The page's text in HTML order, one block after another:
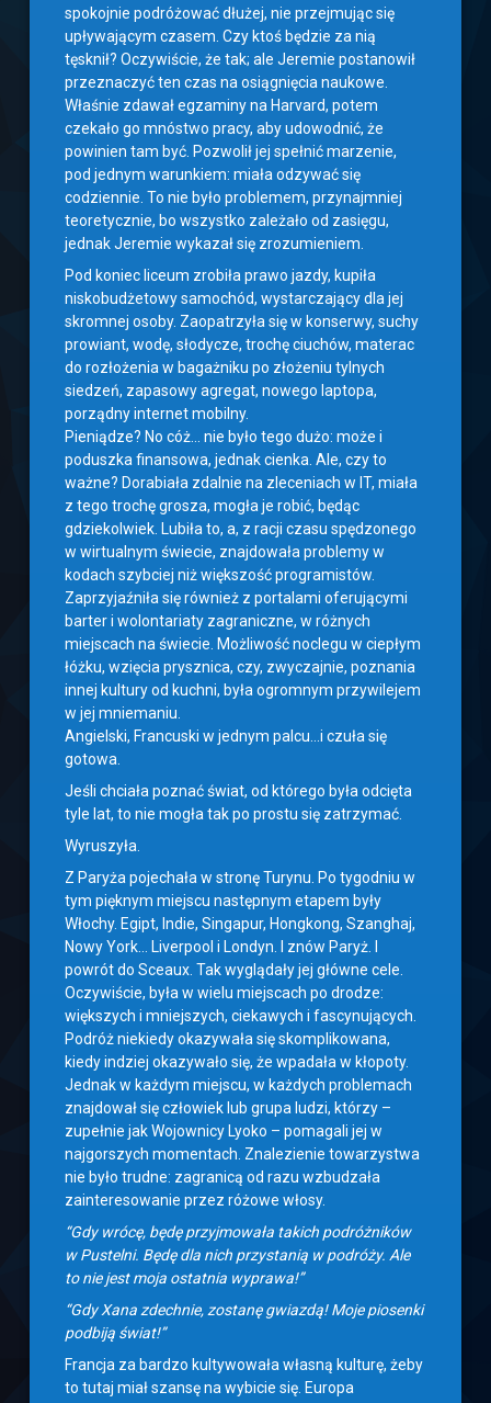
spokojnie podróżować dłużej, nie przejmując się
upływającym czasem. Czy ktoś będzie za nią
tęsknił? Oczywiście, że tak; ale Jeremie postanowił
przeznaczyć ten czas na osiągnięcia naukowe.
Właśnie zdawał egzaminy na Harvard, potem
czekało go mnóstwo pracy, aby udowodnić, że
powinien tam być. Pozwolił jej spełnić marzenie,
pod jednym warunkiem: miała odzywać się
codziennie. To nie było problemem, przynajmniej
teoretycznie, bo wszystko zależało od zasięgu,
jednak Jeremie wykazał się zrozumieniem.
Pod koniec liceum zrobiła prawo jazdy, kupiła
niskobudżetowy samochód, wystarczający dla jej
skromnej osoby. Zaopatrzyła się w konserwy, suchy
prowiant, wodę, słodycze, trochę ciuchów, materac
do rozłożenia w bagażniku po złożeniu tylnych
siedzeń, zapasowy agregat, nowego laptopa,
porządny internet mobilny.
Pieniądze? No cóż… nie było tego dużo: może i
poduszka finansowa, jednak cienka. Ale, czy to
ważne? Dorabiała zdalnie na zleceniach w IT, miała
z tego trochę grosza, mogła je robić, będąc
gdziekolwiek. Lubiła to, a, z racji czasu spędzonego
w wirtualnym świecie, znajdowała problemy w
kodach szybciej niż większość programistów.
Zaprzyjaźniła się również z portalami oferującymi
barter i wolontariaty zagraniczne, w różnych
miejscach na świecie. Możliwość noclegu w ciepłym
łóżku, wzięcia prysznica, czy, zwyczajnie, poznania
innej kultury od kuchni, była ogromnym przywilejem
w jej mniemaniu.
Angielski, Francuski w jednym palcu…i czuła się
gotowa.
Jeśli chciała poznać świat, od którego była odcięta
tyle lat, to nie mogła tak po prostu się zatrzymać.
Wyruszyła.
Z Paryża pojechała w stronę Turynu. Po tygodniu w
tym pięknym miejscu następnym etapem były
Włochy. Egipt, Indie, Singapur, Hongkong, Szanghaj,
Nowy York… Liverpool i Londyn. I znów Paryż. I
powrót do Sceaux. Tak wyglądały jej główne cele.
Oczywiście, była w wielu miejscach po drodze:
większych i mniejszych, ciekawych i fascynujących.
Podróż niekiedy okazywała się skomplikowana,
kiedy indziej okazywało się, że wpadała w kłopoty.
Jednak w każdym miejscu, w każdych problemach
znajdował się człowiek lub grupa ludzi, którzy –
zupełnie jak Wojownicy Lyoko – pomagali jej w
najgorszych momentach. Znalezienie towarzystwa
nie było trudne: zagranicą od razu wzbudzała
zainteresowanie przez różowe włosy.
“Gdy wrócę, będę przyjmowała takich podróżników
w Pustelni. Będę dla nich przystanią w podróży. Ale
to nie jest moja ostatnia wyprawa!”
“Gdy Xana zdechnie, zostanę gwiazdą! Moje piosenki
podbiją świat!”
Francja za bardzo kultywowała własną kulturę, żeby
to tutaj miał szansę na wybicie się. Europa